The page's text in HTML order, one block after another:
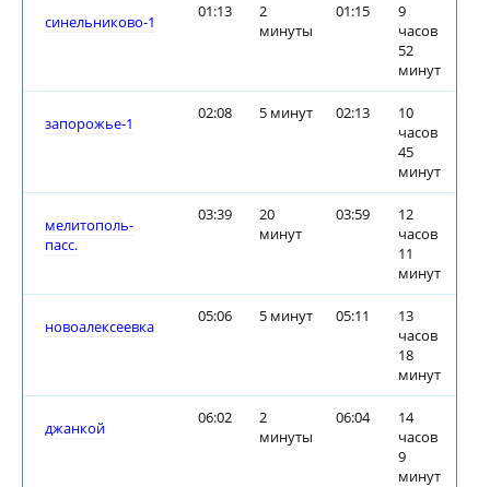
синельниково-1
01:13
2
минуты
01:15
9
часов
52
минут
запорожье-1
02:08 5 минут 02:13
10
часов
45
минут
мелитополь-
пасс.
03:39
20
минут
03:59
12
часов
11
минут
новоалексеевка
05:06 5 минут 05:11
13
часов
18
минут
джанкой
06:02
2
минуты
06:04
14
часов
9
минут